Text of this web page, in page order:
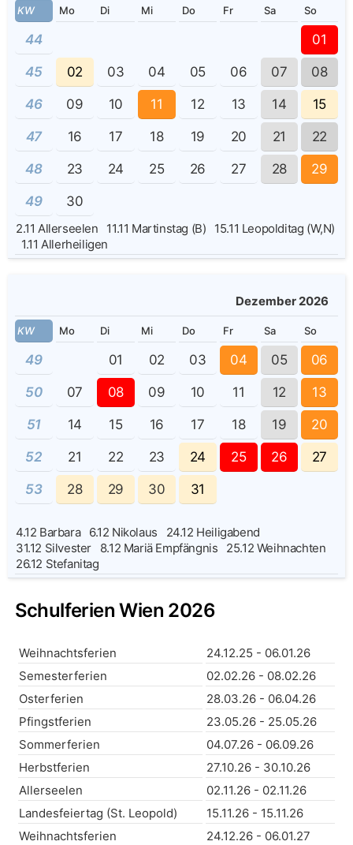
KW Mo Di Mi Do Fr Sa So
44 01
45 02 03 04 05 06 07 08
46 09 10 11 12 13 14 15
47 16 17 18 19 20 21 22
48 23 24 25 26 27 28 29
49 30
2.11 Allerseelen 11.11 Martinstag (B) 15.11 Leopolditag (W,N)
1.11 Allerheiligen
Dezember 2026
KW Mo Di Mi Do Fr Sa So
49 01 02 03 04 05 06
50 07 08 09 10 11 12 13
51 14 15 16 17 18 19 20
52 21 22 23 24 25 26 27
53 28 29 30 31
4.12 Barbara 6.12 Nikolaus 24.12 Heiligabend
31.12 Silvester 8.12 Mariä Empfängnis 25.12 Weihnachten
26.12 Stefanitag
Schulferien Wien 2026
Weihnachtsferien
24.12.25 - 06.01.26
Semesterferien
02.02.26 - 08.02.26
Osterferien
28.03.26 - 06.04.26
Pfingstferien
23.05.26 - 25.05.26
Sommerferien
04.07.26 - 06.09.26
Herbstferien
27.10.26 - 30.10.26
Allerseelen
02.11.26 - 02.11.26
Landesfeiertag (St. Leopold)
15.11.26 - 15.11.26
Weihnachtsferien
24.12.26 - 06.01.27